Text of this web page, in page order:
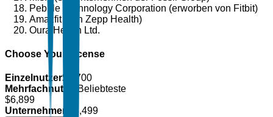
Pebble Technology Corporation (erworben von Fitbit)
Amazfit (von Zepp Health)
Oura Health Ltd.
Choose Your License
Einzelnutzer$
4,700
Mehrfachnutzer
Beliebteste
$6,899
Unternehmen
8,499